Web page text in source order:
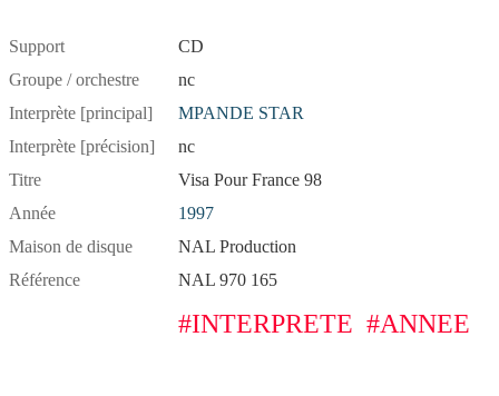
Support
CD
Groupe / orchestre
nc
Interprète [principal]
MPANDE STAR
Interprète [précision]
nc
Titre
Visa Pour France 98
Année
1997
Maison de disque
NAL Production
Référence
NAL 970 165
#INTERPRETE #ANNEE